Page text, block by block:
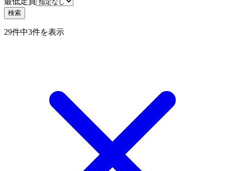
検索
29件中3件を表示